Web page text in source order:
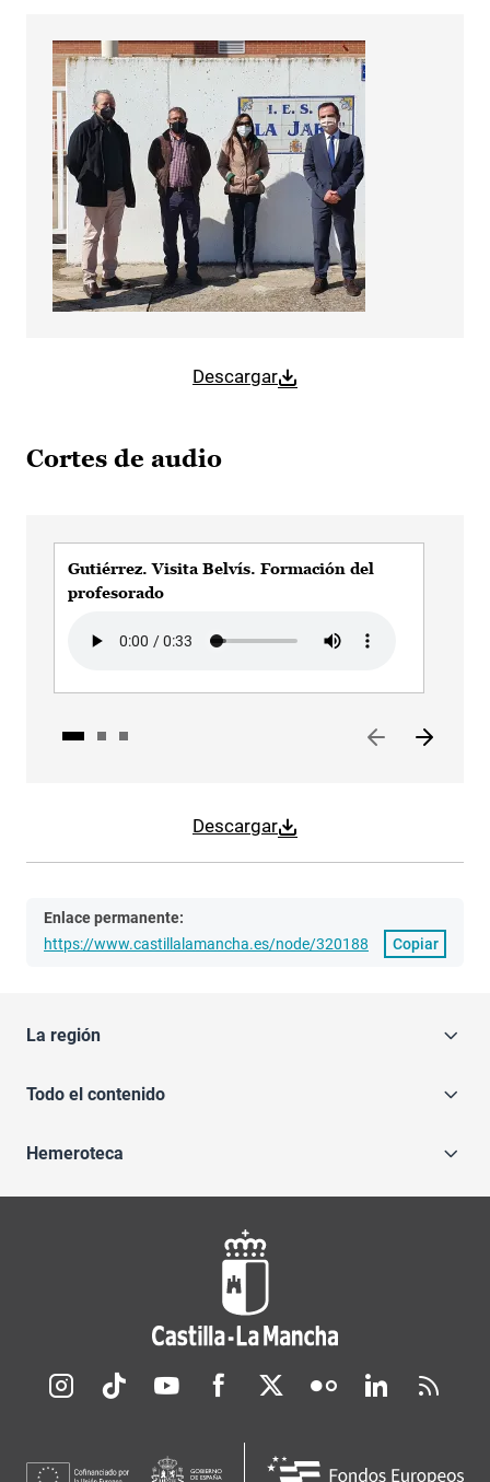
Descargar
Cortes de audio
Descargar
Gutiérrez. Visita Belvís. Formación del
profesorado
Enlace permanente:
https://www.castillalamancha.es/node/320188
Copiar
La región
Todo el contenido
Hemeroteca
Redes sociales JCCM